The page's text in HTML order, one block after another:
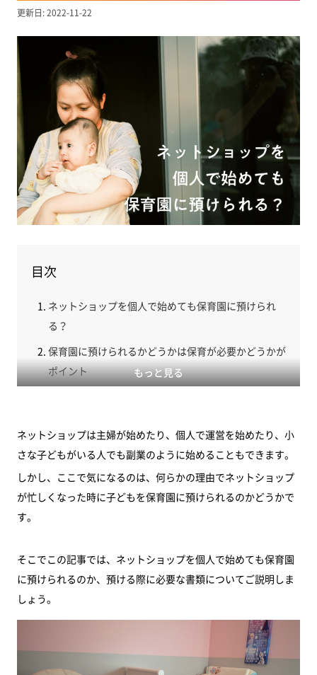
更新日: 2022-11-22
もっと見る
目次
ネットショップを個人で始めても保育園に預けられ
る？
保育園に預けられるかどうかは保育が必要かどうかが
ポイント
入所申込書
開業届の写し
就労証明書
通うことはできる？
売上が0になると保育園を追い出されることはあ
ネットショップは主婦が始めたり、個人で運営を始めたり、小
さな子どもがいる人でも副業のように始めることもできます。
しかし、ここで気になるのは、何らかの理由でネットショップ
が忙しくなった時に子どもを保育園に預けられるのかどうかで
す。
そこでこの記事では、ネットショップを個人で始めても保育園
に預けられるのか、預ける際に必要な書類についてご説明しま
しょう。